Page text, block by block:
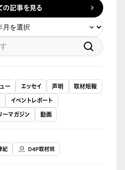
の記事を見る
ー エッセイ 声明
取材短報
イベントレポート
ーマガジン 動画
紀 D4P取材班